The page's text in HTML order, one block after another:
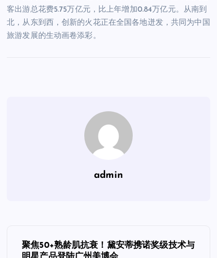
客出游总花费5.75万亿元，比上年增加0.84万亿元。从南到
北，从东到西，创新的火花正在全国各地迸发，共同为中国
旅游发展的生动画卷添彩。
admin
文聚焦50+熟龄肌抗衰！黛安蒂携诺奖级技术与